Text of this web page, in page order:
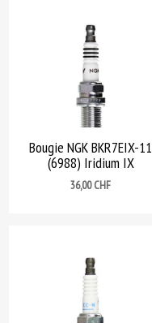
Bougie NGK BKR7EIX-11
(6988) Iridium IX
Prix
36,00 CHF